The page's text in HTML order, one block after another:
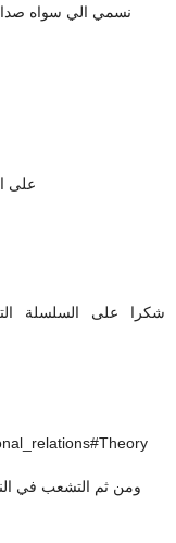
نسمي الي سواه
على
شكرا على السلسلة
ومن ثم التشعب في